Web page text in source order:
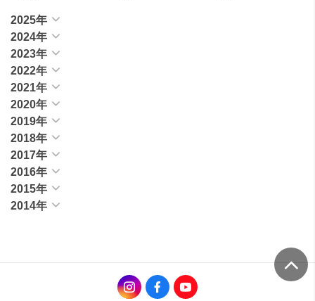
2025年
2024年
2023年
2022年
2021年
2020年
2019年
2018年
2017年
2016年
2015年
2014年